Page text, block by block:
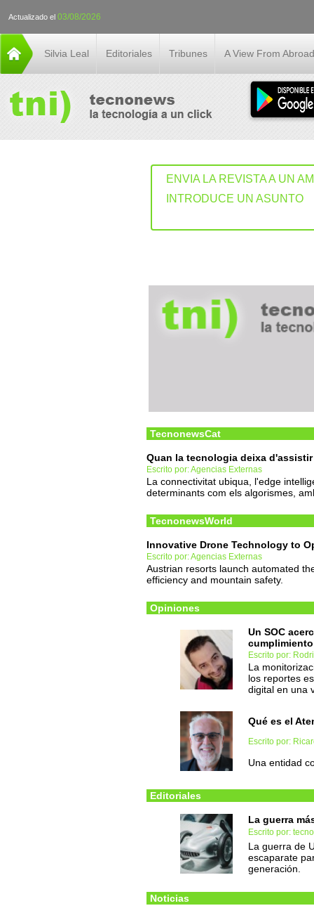
Actualizado el 03/08/2026
Silvia Leal Editoriales Tribunes A View From Abroad
ENVIA LA REVISTA A UN
INTRODUCE UN ASUNTO
TecnonewsCat
Quan la tecnologia deixa
Escrito por: Agencias Externas
La connectivitat ubiqua, l'edge
determinants com els algorismes,
TecnonewsWorld
Innovative Drone Technology to
Escrito por: Agencias Externas
Austrian resorts launch automated
efficiency and mountain safety.
Opiniones
Un SOC
cumplimiento
Escrito por:
La
los reportes
digital en una
Qué es el
Escrito por:
Una entidad
Editoriales
La guerra
Escrito por:
La guerra de
escaparate
generación.
Noticias